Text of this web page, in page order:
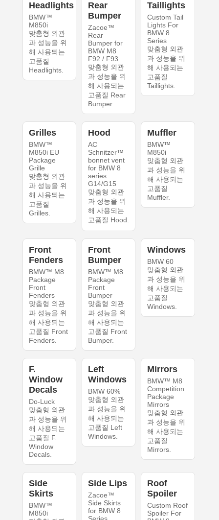
Headlights
BMW™
M850i
맞춤형 외관
과 성능을 위
해 사용되는
고품질
Headlights.
Rear
Bumper
Zacoe™
Rear
Bumper for
BMW M8
F92 / F93
맞춤형 외관
과 성능을 위
해 사용되는
고품질 Rear
Bumper.
Taillights
Custom Tail
Lights For
BMW 8
Series
맞춤형 외관
과 성능을 위
해 사용되는
고품질
Taillights.
Grilles
BMW™
M850i EU
Package
Grille
맞춤형 외관
과 성능을 위
해 사용되는
고품질
Grilles.
Hood
AC
Schnitzer™
bonnet vent
for BMW 8
series
G14/G15
맞춤형 외관
과 성능을 위
해 사용되는
고품질 Hood.
Muffler
BMW™
M850i
맞춤형 외관
과 성능을 위
해 사용되는
고품질
Muffler.
Front
Fenders
BMW™ M8
Package
Front
Fenders
맞춤형 외관
과 성능을 위
해 사용되는
고품질 Front
Fenders.
Front
Bumper
BMW™ M8
Package
Front
Bumper
맞춤형 외관
과 성능을 위
해 사용되는
고품질 Front
Bumper.
Windows
BMW 60
맞춤형 외관
과 성능을 위
해 사용되는
고품질
Windows.
F.
Window
Decals
Do-Luck
맞춤형 외관
과 성능을 위
해 사용되는
고품질 F.
Window
Decals.
Left
Windows
BMW 60%
맞춤형 외관
과 성능을 위
해 사용되는
고품질 Left
Windows.
Mirrors
BMW™ M8
Competition
Package
Mirrors
맞춤형 외관
과 성능을 위
해 사용되는
고품질
Mirrors.
Side
Skirts
BMW™
M850i
Side Lips
Zacoe™
Side Skirts
for BMW 8
Roof
Spoiler
Custom Roof
Spoiler For